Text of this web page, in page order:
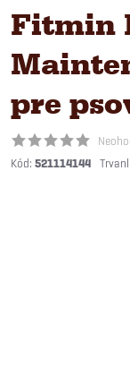
Fitmin
pre
Kód: 521114144